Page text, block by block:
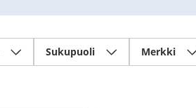
Sukupuoli Merkki